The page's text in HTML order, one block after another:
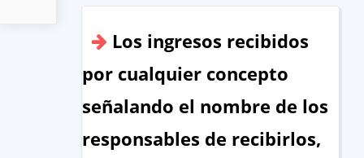
Los ingresos recibidos
por cualquier concepto
señalando el nombre de los
responsables de recibirlos,